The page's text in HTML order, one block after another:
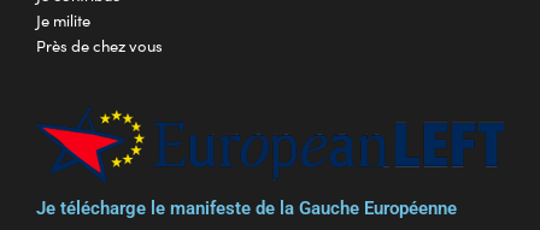
Je milite
Près de chez vous
Je télécharge le manifeste de la Gauche Européenne